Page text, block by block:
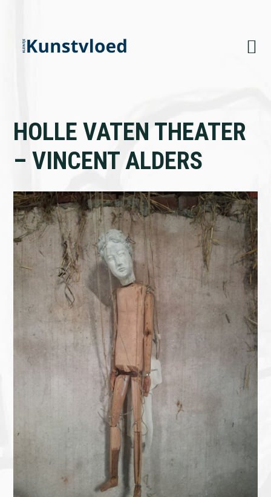
primary
navigation
content
footer
HOLLE VATEN THEATER
– VINCENT ALDERS